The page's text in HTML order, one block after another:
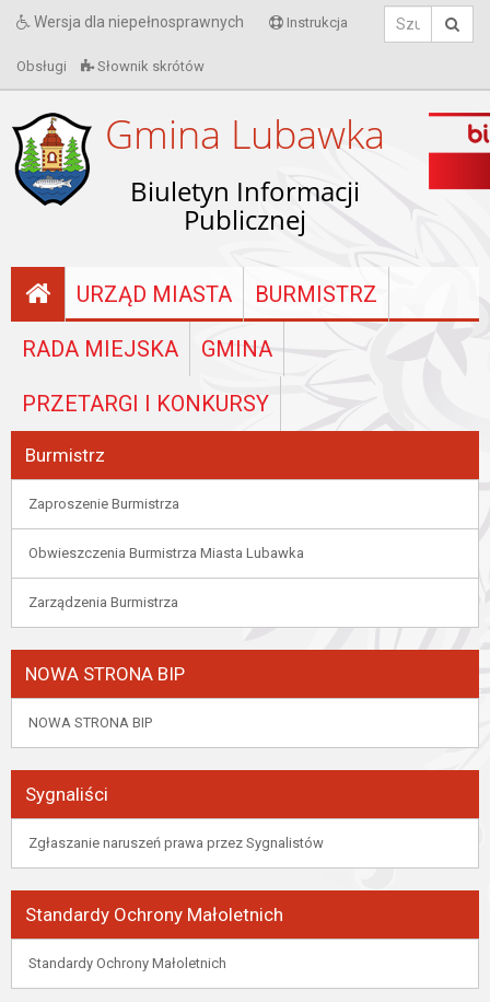
Wersja dla niepełnosprawnych Instrukcja
Obsługi Słownik skrótów
Gmina Lubawka
Biuletyn Informacji
Publicznej
URZĄD MIASTA BURMISTRZ
RADA MIEJSKA GMINA
PRZETARGI I KONKURSY
Burmistrz
Zaproszenie Burmistrza
Obwieszczenia Burmistrza Miasta Lubawka
Zarządzenia Burmistrza
NOWA STRONA BIP
NOWA STRONA BIP
Sygnaliści
Zgłaszanie naruszeń prawa przez Sygnalistów
Standardy Ochrony Małoletnich
Standardy Ochrony Małoletnich